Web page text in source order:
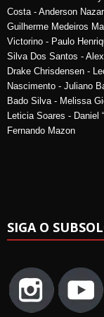
Costa - Anderson
Guilherme Medeiros
Victorino - Paulo
Silva Dos Santos -
Drake Chrisdensen -
Nascimento - Juliano
Bado Silva - Melissa
Leticia Soares -
Fernando Mazon
SIGA O